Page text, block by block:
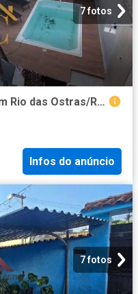
7 fotos
Casa / Sobrado para Venda em Rio das Ostras/RJ Verdes Mares 4 Quartos
Infos do anúncio
7 fotos